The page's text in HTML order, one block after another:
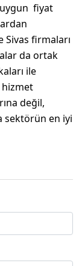
uygun fiyat
firmaları
da ortak
ile
hizmet
değil,
sektörün en iyi